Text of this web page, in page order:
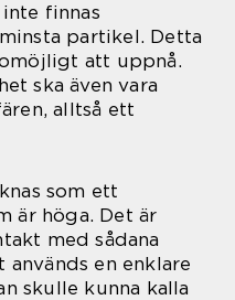
finnas
partikel. Detta
att uppnå.
ska även vara
alltså ett
som ett
är höga. Det är
med sådana
en enklare
skulle kunna kalla